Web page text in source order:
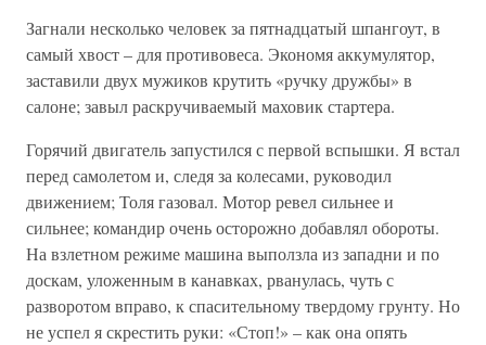
Загнали несколько человек за пятнадцатый шпангоут, в
самый хвост – для противовеса. Экономя аккумулятор,
заставили двух мужиков крутить «ручку дружбы» в
салоне; завыл раскручиваемый маховик стартера.
Горячий двигатель запустился с первой вспышки. Я встал
перед самолетом и, следя за колесами, руководил
движением; Толя газовал. Мотор ревел сильнее и
сильнее; командир очень осторожно добавлял обороты.
На взлетном режиме машина выползла из западни и по
доскам, уложенным в канавках, рванулась, чуть с
разворотом вправо, к спасительному твердому грунту. Но
не успел я скрестить руки: «Стоп!» – как она опять